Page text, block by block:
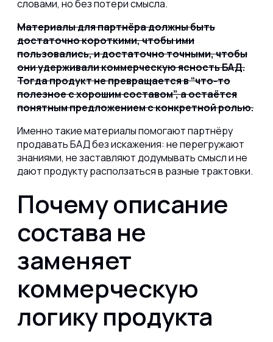
словами, но без потери смысла.
Материалы для партнёра должны быть
достаточно короткими, чтобы ими
пользовались, и достаточно точными, чтобы
они удерживали коммерческую ясность БАД.
Тогда продукт не превращается в “что-то
полезное с хорошим составом”, а остаётся
понятным предложением с конкретной ролью.
Именно такие материалы помогают партнёру
продавать БАД без искажения: не перегружают
знаниями, не заставляют додумывать смысл и не
дают продукту расползаться в разные трактовки.
Почему описание
состава не
заменяет
коммерческую
логику продукта